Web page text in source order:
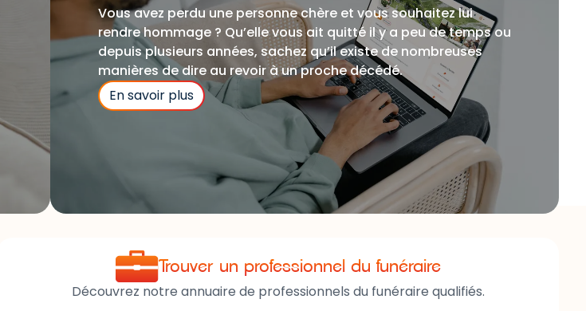
Vous avez perdu une personne chère et vous souhaitez lui
rendre hommage ? Qu’elle vous ait quitté il y a peu de temps ou
depuis plusieurs années, sachez qu’il existe de nombreuses
manières de dire au revoir à un proche décédé.
En savoir plus
Trouver un professionnel du funéraire
Découvrez notre annuaire de professionnels du funéraire qualifiés.